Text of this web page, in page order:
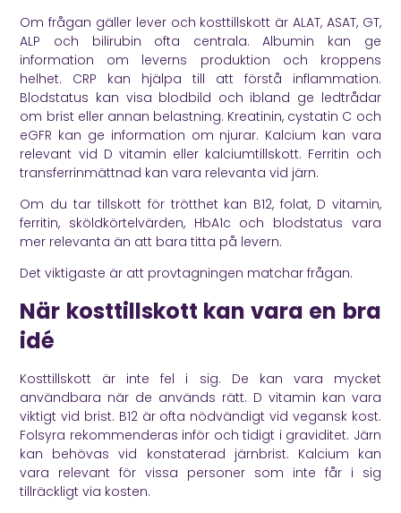
Om frågan gäller lever och kosttillskott är ALAT, ASAT, GT,
ALP och bilirubin ofta centrala. Albumin kan ge
information om leverns produktion och kroppens
helhet. CRP kan hjälpa till att förstå inflammation.
Blodstatus kan visa blodbild och ibland ge ledtrådar
om brist eller annan belastning. Kreatinin, cystatin C och
eGFR kan ge information om njurar. Kalcium kan vara
relevant vid D vitamin eller kalciumtillskott. Ferritin och
transferrinmättnad kan vara relevanta vid järn.
Om du tar tillskott för trötthet kan B12, folat, D vitamin,
ferritin, sköldkörtelvärden, HbA1c och blodstatus vara
mer relevanta än att bara titta på levern.
Det viktigaste är att provtagningen matchar frågan.
När kosttillskott kan vara en bra
idé
Kosttillskott är inte fel i sig. De kan vara mycket
användbara när de används rätt. D vitamin kan vara
viktigt vid brist. B12 är ofta nödvändigt vid vegansk kost.
Folsyra rekommenderas inför och tidigt i graviditet. Järn
kan behövas vid konstaterad järnbrist. Kalcium kan
vara relevant för vissa personer som inte får i sig
tillräckligt via kosten.